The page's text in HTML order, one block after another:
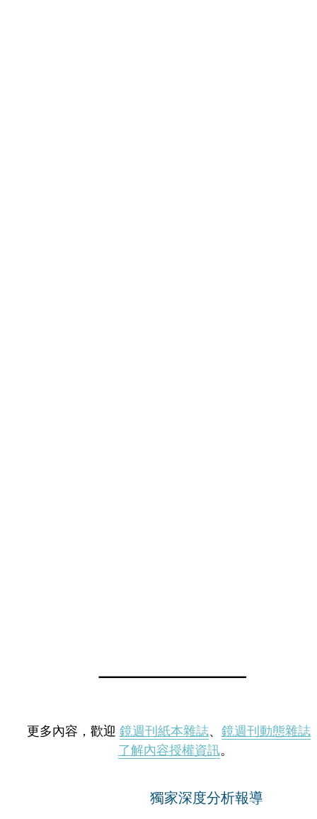
更多內容，歡迎 鏡週刊紙本雜誌、 鏡週刊動態雜誌
了解內容授權資訊。
獨家深度分析報導